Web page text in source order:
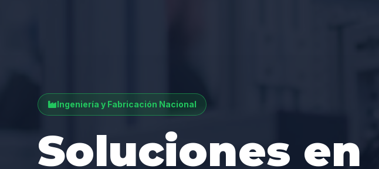
Ingeniería y Fabricación Nacional
Soluciones en